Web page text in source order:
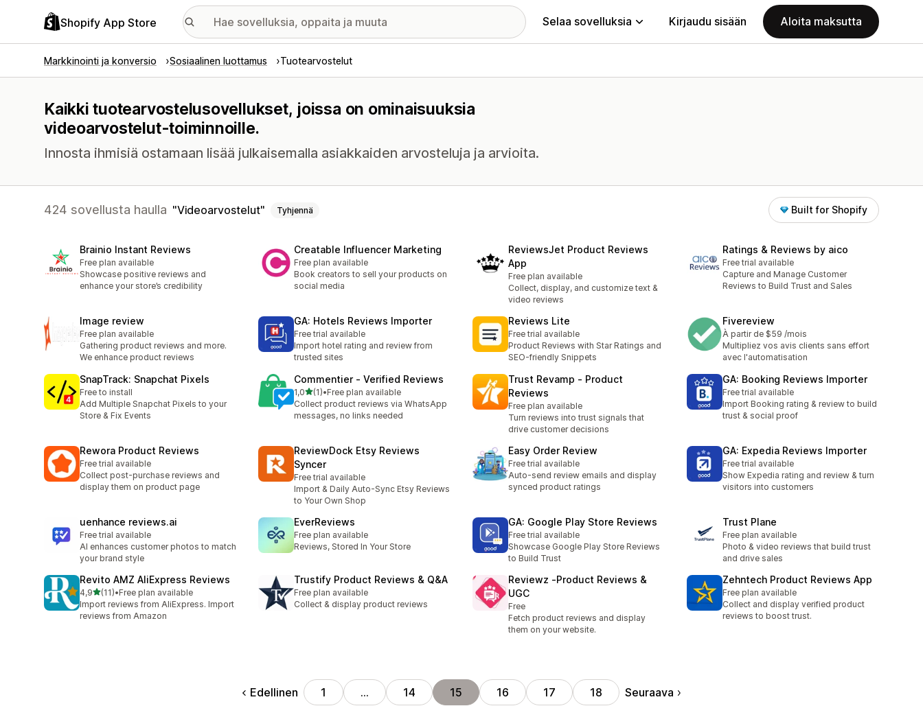
Shopify App Store Selaa sovelluksia Kirjaudu sisään Aloita maksutta
Markkinointi ja konversio Sosiaalinen luottamus Tuotearvostelut
Kaikki tuotearvostelusovellukset, joissa on ominaisuuksia
videoarvostelut-toiminnoille.
Innosta ihmisiä ostamaan lisää julkaisemalla asiakkaiden arvosteluja ja arvioita.
424 sovellusta haulla Videoarvostelut Tyhjennä Built for Shopify
Brainio Instant Reviews
Free plan available
Showcase positive reviews and
enhance your store’s credibility
Creatable Influencer Marketing
Free plan available
Book creators to sell your products on
social media
ReviewsJet Product Reviews
App
Free plan available
Collect, display, and customize text &
video reviews
Ratings & Reviews by aico
Free trial available
Capture and Manage Customer
Reviews to Build Trust and Sales
Image review
Free plan available
Gathering product reviews and more.
We enhance product reviews
GA: Hotels Reviews Importer
Free trial available
Import hotel rating and review from
trusted sites
Reviews Lite
Free trial available
Product Reviews with Star Ratings and
SEO-friendly Snippets
Fivereview
À partir de $59 /mois
Multipliez vos avis clients sans effort
avec l'automatisation
SnapTrack: Snapchat Pixels
Free to install
Add Multiple Snapchat Pixels to your
Store & Fix Events
Commentier ‑ Verified Reviews
1,0/ 5 tähteä
(1)
1 arvostelua yhteensä
•Free plan available
Collect product reviews via WhatsApp
messages, no links needed
Trust Revamp ‑ Product
Reviews
Free plan available
Turn reviews into trust signals that
drive customer decisions
GA: Booking Reviews Importer
Free trial available
Import Booking rating & review to build
trust & social proof
Rewora Product Reviews
Free trial available
Collect post-purchase reviews and
display them on product page
ReviewDock Etsy Reviews
Syncer
Free trial available
Import & Daily Auto-Sync Etsy Reviews
to Your Own Shop
Easy Order Review
Free trial available
Auto-send review emails and display
synced product ratings
GA: Expedia Reviews Importer
Free trial available
Show Expedia rating and review & turn
visitors into customers
uenhance reviews.ai
Free trial available
AI enhances customer photos to match
your brand style
EverReviews
Free plan available
Reviews, Stored In Your Store
GA: Google Play Store Reviews
Free trial available
Showcase Google Play Store Reviews
to Build Trust
Trust Plane
Free plan available
Photo & video reviews that build trust
and drive sales
Revito AMZ AliExpress Reviews
4,9/ 5 tähteä
(11)
11 arvostelua yhteensä
•Free plan available
Import reviews from AliExpress. Import
reviews from Amazon
Trustify Product Reviews & Q&A
Free plan available
Collect & display product reviews
Reviewz ‑Product Reviews &
UGC
Free
Fetch product reviews and display
them on your website.
Zehntech Product Reviews App
Free plan available
Collect and display verified product
reviews to boost trust.
Edellinen 1 … 14 15 16 17 18 Seuraava